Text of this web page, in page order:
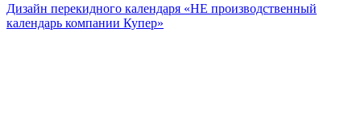
Дизайн перекидного календаря «НЕ производственный
календарь компании Купер»